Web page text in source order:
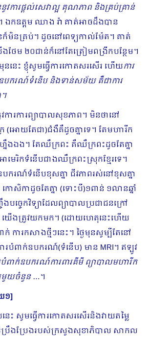
នូវការផ្ដល់សេវាល្អ គុណភាព និងគ្រប់គ្រាន់
ឯកឧត្ដម ឈាង រ៉ា គាត់អាចដឹងបាន
ក៏មិនគ្រប់។ ដូចនៅពេទ្យកាល់ម៉ែត។ គាត់
ើងថែម ២០ជាន់ក៏នៅតែត្រៀមពង្រីកបន្ថែម។
ននេះ ខ្ញុំសូមធ្វើការកោតសរសើរ ហើយការ
ឧបករណ៍ទំនើប និងទាន់សម័យ គឺជាការ
វការការព្យាបាលសុខភាព។ មិនថានៅ
(អោយតែជា)ជំងឺគឺដូចគ្នាទេ។ តែមហារីក​
នឹងឯង។ តែឈឺក្រពះ គឺឈឺក្រពះដូចតែគ្នា
េរិកទំនើបជាងឈឺក្រពះស្រុកខ្មែរទេ។
បករណ៍ទំនើបខុសគ្នា ជីវភាពរស់នៅខុសគ្នា
ោសិកាដូចតែគ្នា (ទោះបី)១ពាន់ ១លានឆ្នាំ
ច្ចេកវិទ្យាដែលព្យាបាលប្រជាជនក្រៅ
យើងត្រូវយកមក។ (ដោយហេតុនេះហើយ
ក់ ការកសាងថ្មីៗនេះ។ ថ្ងៃមុនសូម្បីតែនៅ
របំពាក់ឧបករណ៍(ទំនើប) មាន MRI។ ឥឡូវ
បំពាក់ឧបករណ៍ការពារគីមី ព្យាបាលមហារីក
មួយចំនួន…។
១]
េះ សូមធ្វើការកោតសរសើរនិងវាយតម្លៃ
ប្រឹងប្រែងរបស់ក្រសួងសុខាភិបាល សាកល